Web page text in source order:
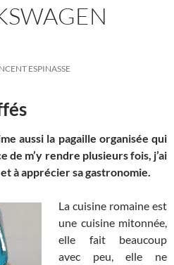
ESPINASSE
aussi la pagaille organisée qui
de m’y rendre plusieurs fois, j’ai
à apprécier sa gastronomie.
La cuisine romaine est
une cuisine mitonnée,
elle fait beaucoup
avec peu, elle ne